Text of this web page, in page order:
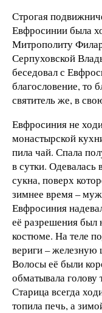
Строгая
Евфросинии была
Митрополиту
Серпуховской
беседовал с
благословение, то
святитель же, в
Евфросиния не
монастырской
пила чай. Спала
в сутки. Одевалась
сукна, поверх
зимнее время –
Евфросиния
её разрешения был
костюме. На теле
вериги –
Волосы её были
обматывала голову
Старица всегда
топила печь, а